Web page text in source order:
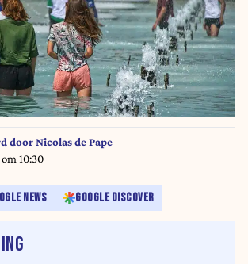
doorNicolas de Pape
10:30
NEWS GOOGLE DISCOVER